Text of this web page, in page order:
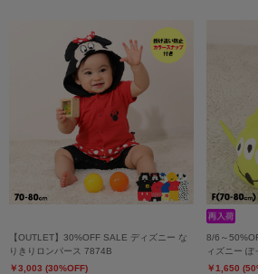
【OUTLET】30%OFF SALE ディズニー な
りきりロンパース 7874B
￥3,003 (30%OFF)
8/6～
ィズニー
￥1,650